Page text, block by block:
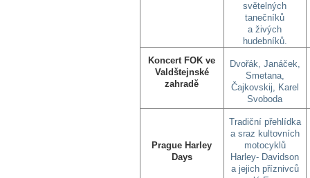
světelných
tanečníků
a živých
hudebníků.
Koncert FOK ve
Valdštejnské
zahradě
Dvořák, Janáček,
Smetana,
Čajkovskij, Karel
Svoboda
Prague Harley
Days
Tradiční přehlídka
a sraz kultovních
motocyklů
Harley- Davidson
a jejich příznivců